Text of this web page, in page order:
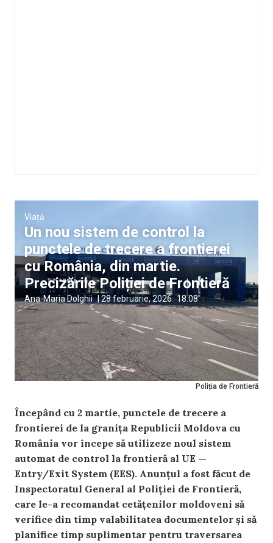
Poliția de Frontieră
Viață
Un nou sistem de control la
punctele de trecere a frontierei
cu România, din martie.
Precizările Poliției de Frontieră
Ana-Maria Dolghii |28 februarie, 2026 18:08
Începând cu 2 martie, punctele de trecere a
frontierei de la granița Republicii Moldova cu
România vor începe să utilizeze noul sistem
automat de control la frontieră al UE —
Entry/Exit System (EES). Anunțul a fost făcut de
Inspectoratul General al Poliției de Frontieră,
care le-a recomandat cetățenilor moldoveni să
verifice din timp valabilitatea documentelor și să
planifice timp suplimentar pentru traversarea